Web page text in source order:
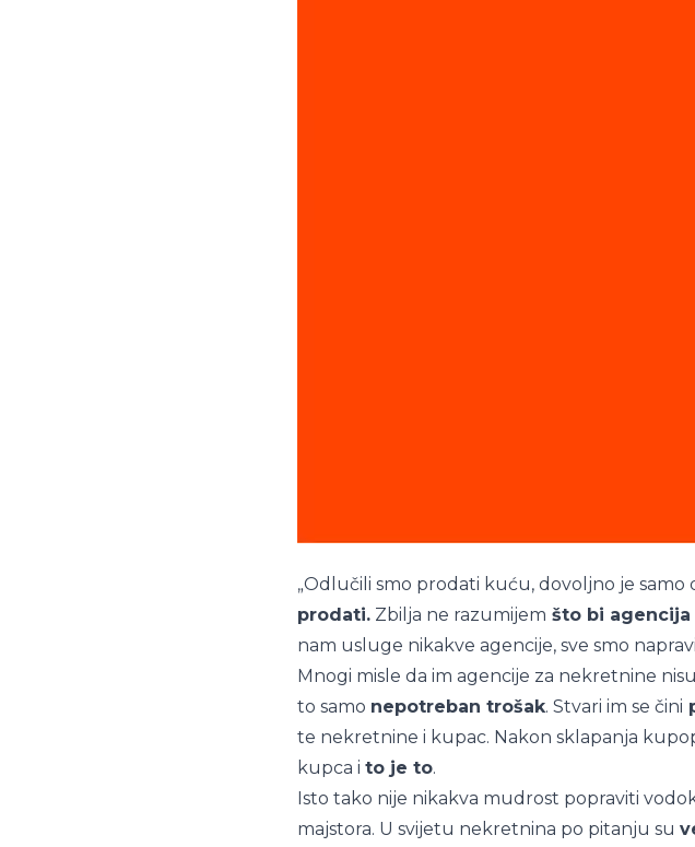
„Odlučili smo prodati kuću, dovoljno je samo
prodati. Zbilja ne razumijem što bi
nam usluge nikakve agencije, sve smo
Mnogi misle da im agencije za nekretnine
to samo nepotreban trošak. Stvari im se čini
te nekretnine i kupac. Nakon sklapanja
kupca i to je to.
Isto tako nije nikakva mudrost popraviti
majstora. U svijetu nekretnina po pitanju su